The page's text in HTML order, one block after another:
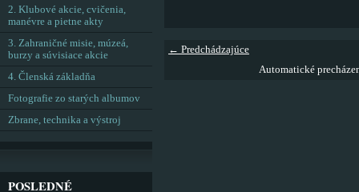
← Predchádzajúce
Automatické
2. Klubové akcie, cvičenia,
manévre a pietne akty
3. Zahraničné misie, múzeá,
burzy a súvisiace akcie
4. Členská základňa
Fotografie zo starých albumov
Zbrane, technika a výstroj
POSLEDNÉ